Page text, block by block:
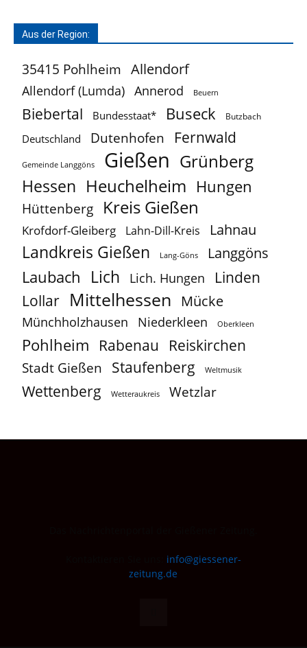
Aus der Region:
35415 Pohlheim Allendorf
Allendorf (Lumda) Annerod Beuern
Biebertal Bundesstaat* Buseck Butzbach
Deutschland Dutenhofen Fernwald
Gemeinde Langgöns Gießen Grünberg
Hessen Heuchelheim Hungen
Hüttenberg Kreis Gießen
Krofdorf-Gleiberg Lahn-Dill-Kreis Lahnau
Landkreis Gießen Lang-Göns Langgöns
Laubach Lich Lich. Hungen Linden
Lollar Mittelhessen Mücke
Münchholzhausen Niederkleen Oberkleen
Pohlheim Rabenau Reiskirchen
Stadt Gießen Staufenberg Weltmusik
Wettenberg Wetteraukreis Wetzlar
info@giessener-
zeitung.de